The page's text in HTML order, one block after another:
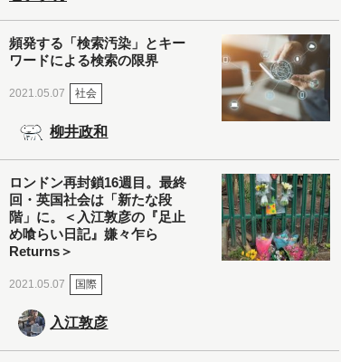
頻発する「検索汚染」とキー
ワードによる検索の限界
2021.05.07 社会
柳井政和
ロンドン再封鎖16週目。最終
回・英国社会は「新たな段
階」に。＜入江敦彦の『足止
め喰らい日記』嫌々乍ら
Returns＞
2021.05.07 国際
入江敦彦